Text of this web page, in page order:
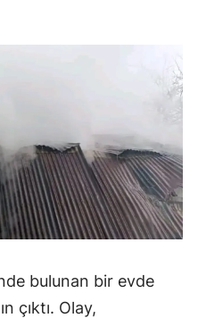
bulunan bir evde
çıktı. Olay,